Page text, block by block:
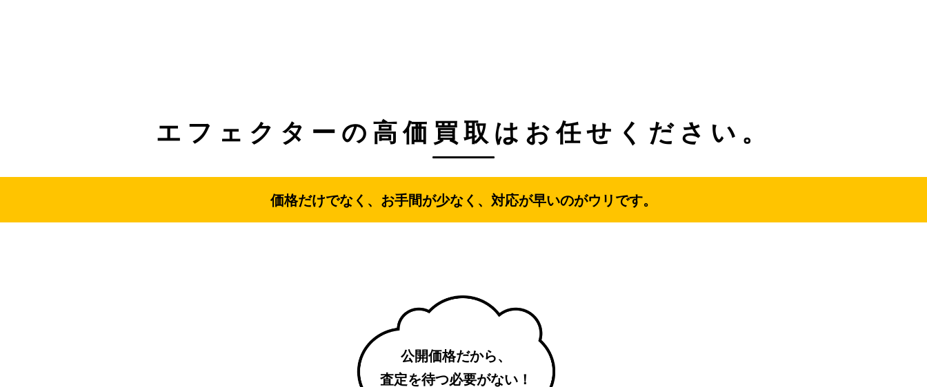
エフェクターの高価買取は お任せください。
価格だけでなく、お手間が少なく、対応が早いのがウリです。
公開価格だから、
査定を待つ必要がない！